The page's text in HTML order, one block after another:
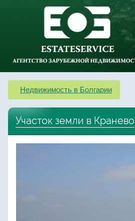
Недвижимость в Болгарии
Участок земли в Кранево